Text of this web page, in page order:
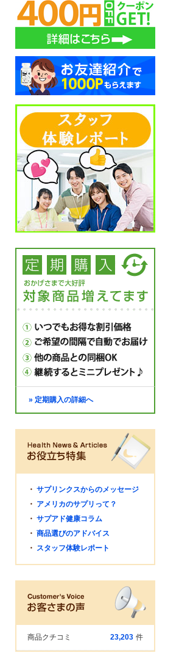
» 定期購入の詳細へ
・ サプリンクスからのメッセージ
・ アメリカのサプリって？
・ サプアド健康コラム
・ 商品選びのアドバイス
・ スタッフ体験レポート
商品クチコミ 23,203 件